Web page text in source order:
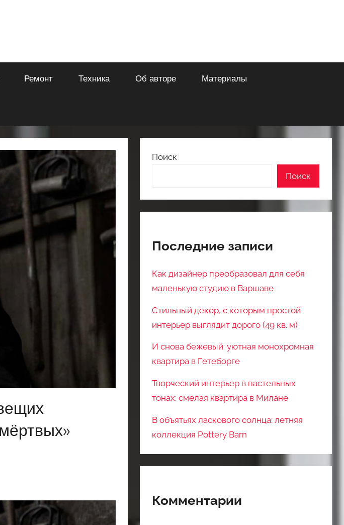
Ремонт Техника Об авторе Материалы
Поиск
Поиск
Последние записи
Как дизайнер преобразовал для себя
маленькую студию в Варшаве
Стильный декор, с которым простой
интерьер выглядит дорого (49 кв. м)
И снова бежевый: уютная монохромная
квартира в Гетеборге
Творческий интерьер в пастельных
тонах: смелая квартира в Милане
В объятьях ласкового солнца: летняя
коллекция Pottery Barn
Комментарии